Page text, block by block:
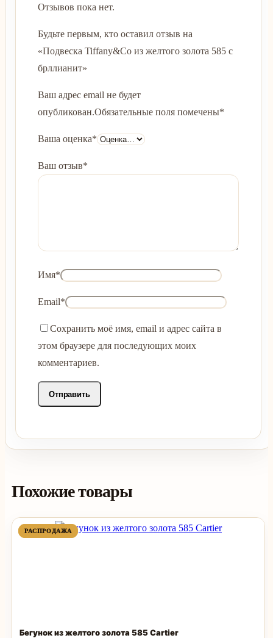
Отзывов пока нет.
Будьте первым, кто оставил отзыв на
«Подвеска Tiffany&Co из желтого золота 585 с
брллианит»
Ваш адрес email не будет
опубликован.Обязательные поля помечены*
Ваша оценка*
Ваш отзыв*
Имя*
Email*
Сохранить моё имя, email и адрес сайта в
этом браузере для последующих моих
комментариев.
Похожие товары
РАСПРОДАЖА ПРОДАВАЕМЫЙ
ТОВАР
РАСПРОДАЖА ПРОДАВАЕМЫЙ
ТОВАР
Бегунок из желтого золота 585 Cartier